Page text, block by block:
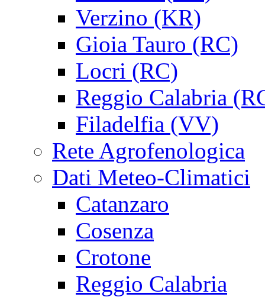
Verzino (KR)
Gioia Tauro (RC)
Locri (RC)
Reggio Calabria
Filadelfia (VV)
Rete Agrofenologica
Dati Meteo-Climatici
Catanzaro
Cosenza
Crotone
Reggio Calabria